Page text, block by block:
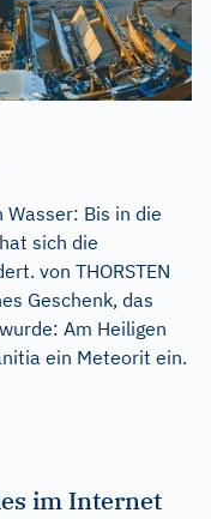
Bis in die
sich die
von THORSTEN
Geschenk, das
Am Heiligen
ein Meteorit ein.
im Internet